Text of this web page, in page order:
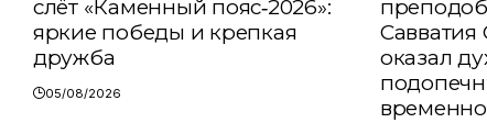
слёт «Каменный пояс‑2026»:
яркие победы и крепкая
дружба
05/08/2026
Савватия
оказал